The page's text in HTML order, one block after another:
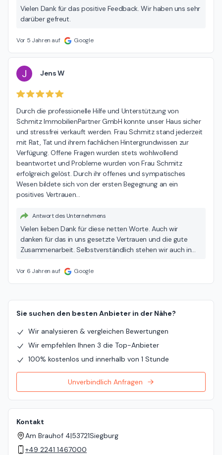
Vielen Dank für das positive Feedback. Wir haben uns sehr
darüber gefreut.
Vor 5 Jahren auf Google
J Jens W
Durch die professionelle Hilfe und Unterstützung von
Schmitz ImmobilienPartner GmbH konnte unser Haus sicher
und stressfrei verkauft werden. Frau Schmitz stand jederzeit
mit Rat, Tat und ihrem fachlichen Hintergrundwissen zur
Verfügung. Offene Fragen wurden stets wohlwollend
beantwortet und Probleme wurden von Frau Schmitz
erfolgreich gelöst. Durch ihr offenes und sympatisches
Wesen bildete sich von der ersten Begegnung an ein
positives Vertrauen…
Antwort des Unternehmens
Vielen lieben Dank für diese netten Worte. Auch wir
danken für das in uns gesetzte Vertrauen und die gute
Zusammenarbeit. Selbstverständlich stehen wir auch in
Grüße aus der Siegburger Innenstadt
Vor 6 Jahren auf Google
Sie suchen den besten Anbieter in der Nähe?
Wir analysieren & vergleichen Bewertungen
Wir empfehlen Ihnen 3 die Top-Anbieter
100% kostenlos und innerhalb von 1 Stunde
Unverbindlich Anfragen
Kontakt
Am Brauhof 4|53721Siegburg
+49 2241 1467000